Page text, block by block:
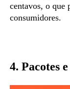
centavos, o que
consumidores.
4. Pacotes